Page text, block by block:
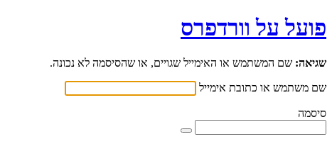
פועל על וורדפרס
שגיאה: שם המשתמש או האימייל שגויים, או שהסיסמה לא נכונה.
שם משתמש או כתובת אימייל
סיסמה